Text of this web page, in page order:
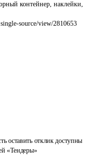
оставить отклик доступны
«Тендеры»
контейнер, наклейки,
single-source/view/2810653